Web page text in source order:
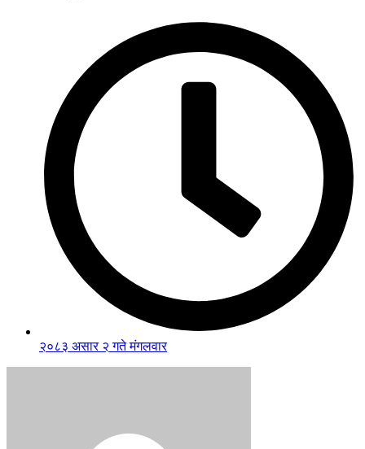
२०८३ असार २ गते मंगलवार